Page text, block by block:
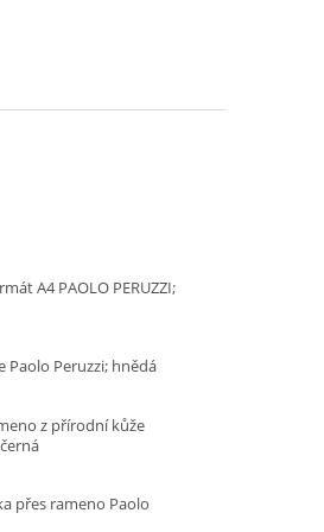
A4 PAOLO PERUZZI;
Paolo Peruzzi; hnědá
z přírodní kůže
přes rameno Paolo